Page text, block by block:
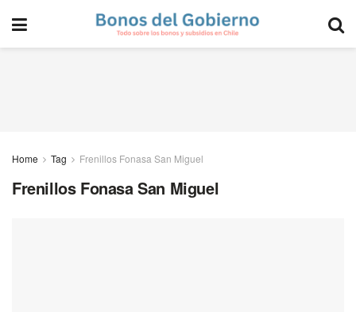
Home Tag Frenillos Fonasa San Miguel
Frenillos Fonasa San Miguel